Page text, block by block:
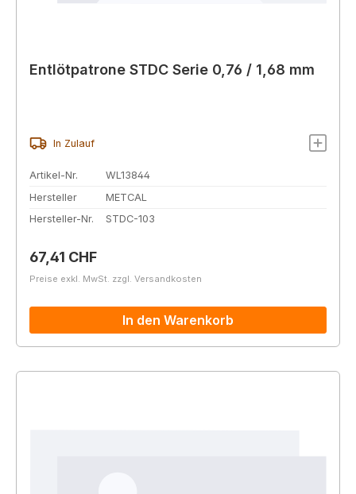
Entlötpatrone STDC Serie 0,76 / 1,68 mm
In Zulauf
Artikel-Nr.
WL13844
Hersteller
METCAL
Hersteller-Nr.
STDC-103
Regulärer Preis:
67,41 CHF
Preise exkl. MwSt. zzgl. Versandkosten
In den Warenkorb